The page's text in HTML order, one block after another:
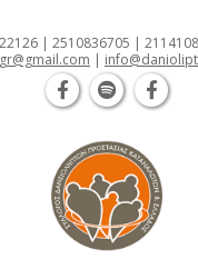
| 2510836705 |
|